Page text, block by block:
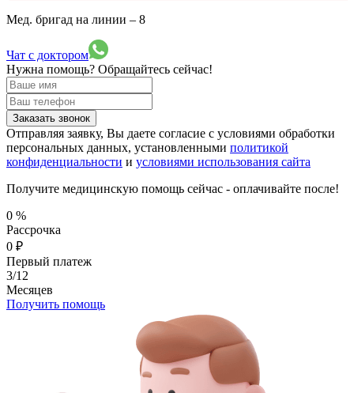
Мед. бригад на линии – 8
Чат с доктором
Нужна помощь? Обращайтесь сейчас!
Заказать звонок
Отправляя заявку, Вы даете согласие с условиями обработки
персональных данных, установленными политикой
конфиденциальности и условиями использования сайта
Получите медицинскую помощь сейчас - оплачивайте после!
0 %
Рассрочка
0 ₽
Первый платеж
3/12
Месяцев
Получить помощь